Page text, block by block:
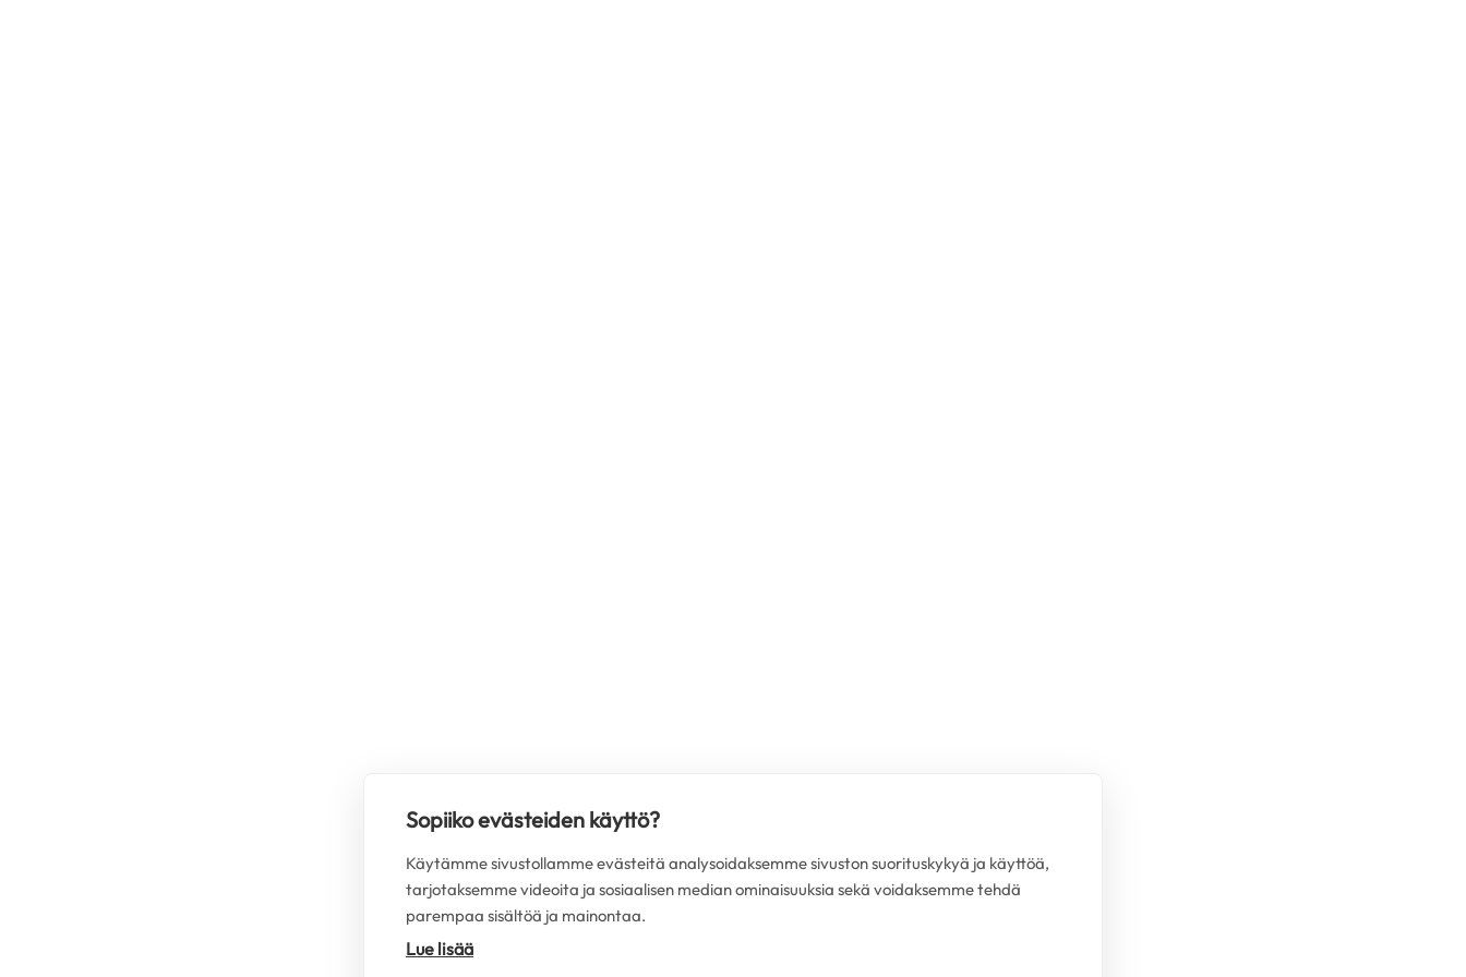
Sopiiko evästeiden käyttö?
Käytämme sivustollamme evästeitä analysoidaksemme sivuston suorituskykyä ja käyttöä,
tarjotaksemme videoita ja sosiaalisen median ominaisuuksia sekä voidaksemme tehdä
parempaa sisältöä ja mainontaa.
Lue lisää